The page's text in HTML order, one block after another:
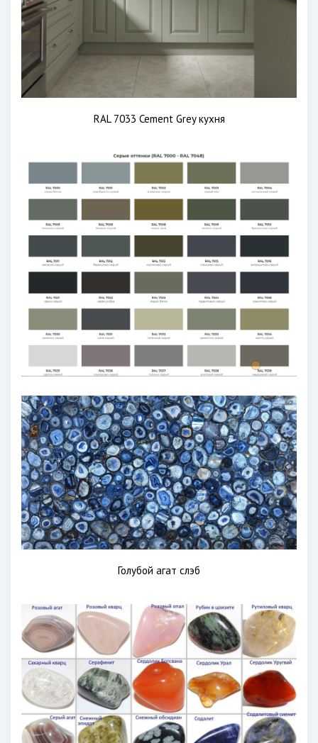
RAL 7033 Cement Grey кухня
Голубой агат слэб